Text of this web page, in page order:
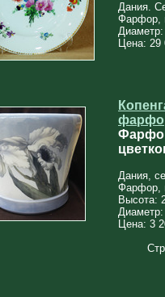
Дания.
Фарфор,
Цена: 29
Дания,
Фарфор,
Высота:
Цена: 3